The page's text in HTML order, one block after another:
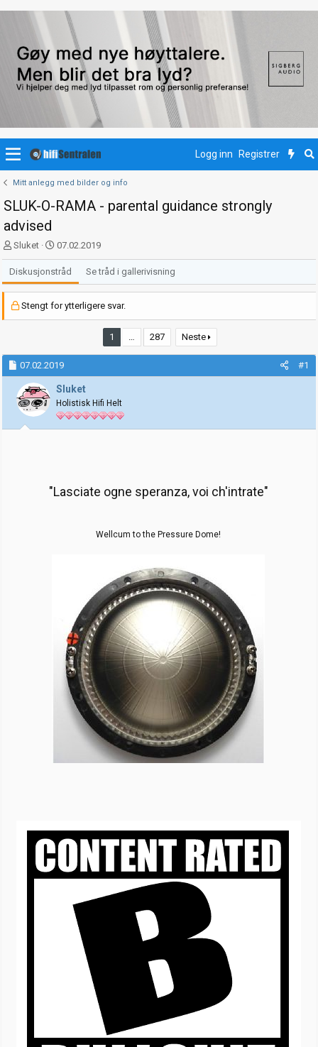
Logg inn Registrer
Mitt anlegg med bilder og info
SLUK-O-RAMA - parental guidance strongly
advised
T
r
å
d
s
t
a
e
r
Sluket
S
t
a
r
t
d
a
07.02.2019
Diskusjonstråd Se tråd i gallerivisning
Stengt for ytterligere svar.
1 287 Neste
07.02.2019 #1
Sluket
Holistisk Hifi Helt
"Lasciate ogne speranza, voi ch'intrate"
Wellcum to the Pressure Dome!